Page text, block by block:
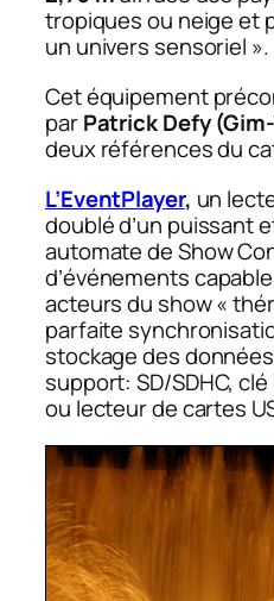
tropiques ou neige et
un univers sensoriel ».
Cet équipement
parPatrick Defy
deux références du
L’EventPlayer, un
doublé d’un puissant
automate de Show
d’événements
acteurs du show «
parfaite
stockage des
support: SD/SDHC, clé
ou lecteur de cartes